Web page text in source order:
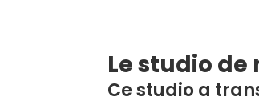
Le studio
Ce studio a